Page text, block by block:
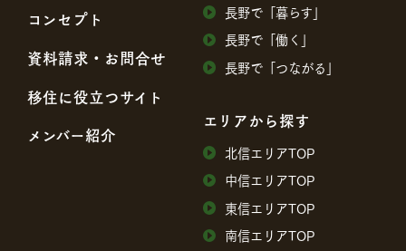
コンセプト
資料請求・お問合せ
移住に役⽴つサイト
メンバー紹介
⻑野で「暮らす」
⻑野で「働く」
⻑野で「つながる」
エリアから探す
北信エリアTOP
中信エリアTOP
東信エリアTOP
南信エリアTOP